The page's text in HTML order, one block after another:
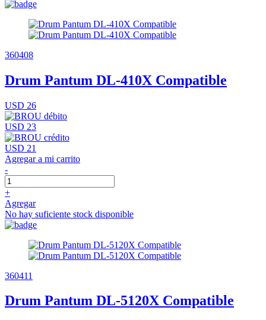
360408
Drum Pantum DL-410X Compatible
USD 26
USD 23
USD 21
Agregar a mi carrito
-
+
Agregar
No hay suficiente stock disponible
360411
Drum Pantum DL-5120X Compatible